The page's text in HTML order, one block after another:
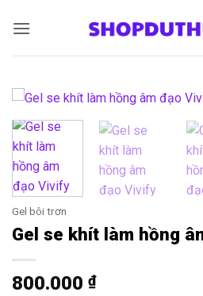
qua
Gel bôi trơn
Gel se khít làm hồng
800.000 ₫